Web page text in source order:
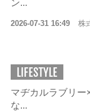
ン...
2026-07-31 16:49 株
LIFESTYLE
マヂカルラブリー
な...